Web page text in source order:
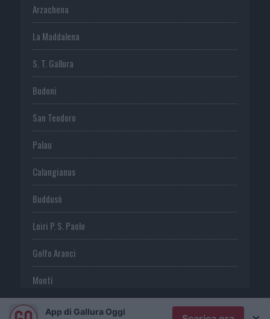
Arzachena
La Maddalena
S. T. Gallura
Budoni
San Teodoro
Palau
Calangianus
Buddusò
Loiri P. S. Paolo
Golfo Aranci
Monti
TeltiApp di Gallura Oggi